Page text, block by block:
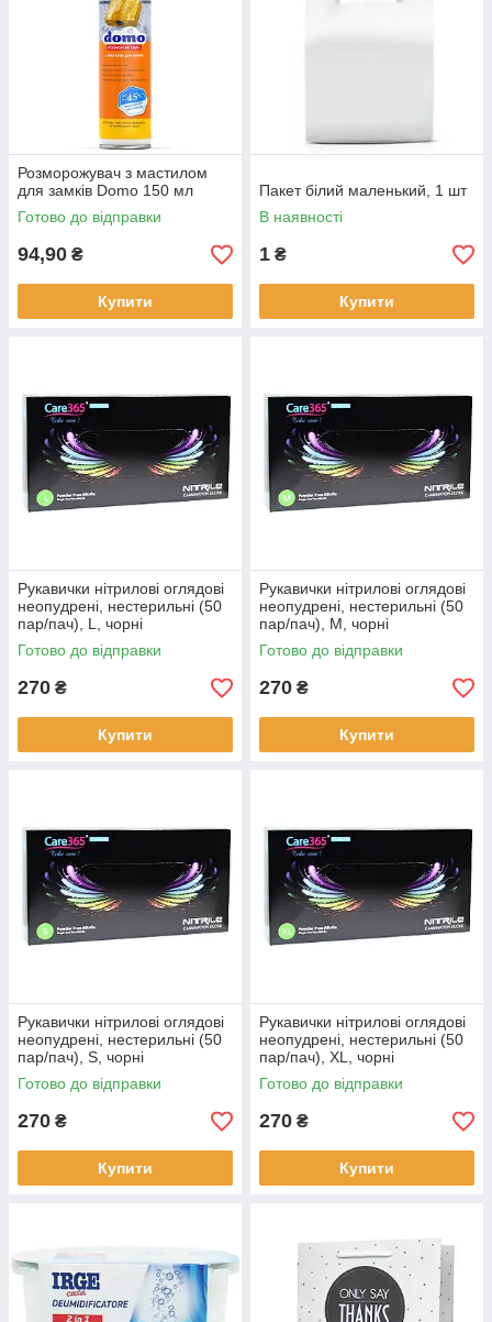
Розморожувач з мастилом
для замків Domo 150 мл
Готово до відправки
94,90 ₴
Купити
Пакет білий маленький, 1 шт
В наявності
1 ₴
Купити
Рукавички нітрилові оглядові
неопудрені, нестерильні (50
пар/пач), L, чорні
Готово до відправки
270 ₴
Купити
Рукавички нітрилові оглядові
неопудрені, нестерильні (50
пар/пач), М, чорні
Готово до відправки
270 ₴
Купити
Рукавички нітрилові оглядові
неопудрені, нестерильні (50
пар/пач), S, чорні
Готово до відправки
270 ₴
Купити
Рукавички нітрилові оглядові
неопудрені, нестерильні (50
пар/пач), XL, чорні
Готово до відправки
270 ₴
Купити